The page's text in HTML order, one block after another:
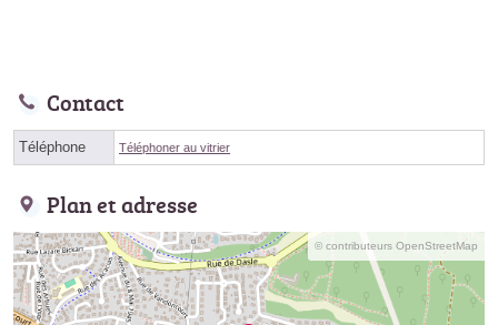
Contact
Téléphone Téléphoner au vitrier
Plan et adresse
© contributeurs OpenStreetMap